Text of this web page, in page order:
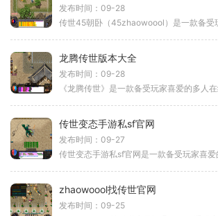
发布时间：09-28
龙腾传世版本大全
发布时间：09-28
传世变态手游私sf官网
发布时间：09-27
zhaowoool找传世官网
发布时间：09-25